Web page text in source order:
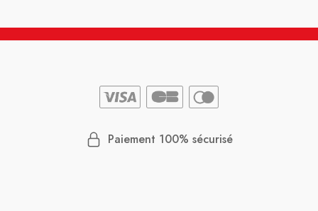
Paiement 100% sécurisé